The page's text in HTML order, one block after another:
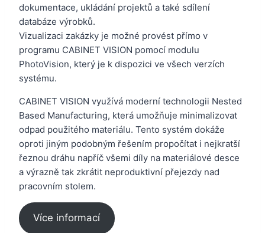
dokumentace, ukládání projektů a také sdílení
databáze výrobků.
Vizualizaci zakázky je možné provést přímo v
programu CABINET VISION pomocí modulu
PhotoVision, který je k dispozici ve všech verzích
systému.
CABINET VISION využívá moderní technologii Nested
Based Manufacturing, která umožňuje minimalizovat
odpad použitého materiálu. Tento systém dokáže
oproti jiným podobným řešením propočítat i nejkratší
řeznou dráhu napříč všemi díly na materiálové desce
a výrazně tak zkrátit neproduktivní přejezdy nad
pracovním stolem.
Více informací